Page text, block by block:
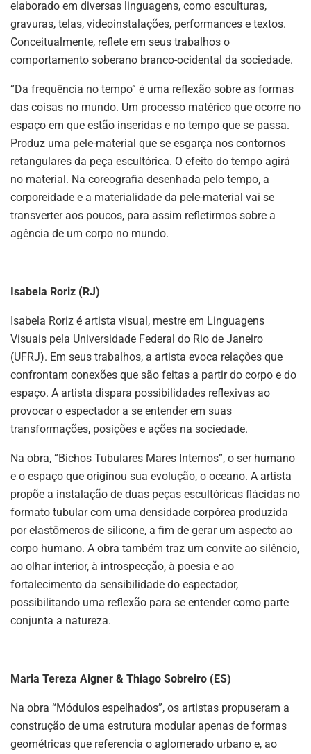
elaborado em diversas linguagens, como esculturas,
gravuras, telas, videoinstalações, performances e textos.
Conceitualmente, reflete em seus trabalhos o
comportamento soberano branco-ocidental da sociedade.
“Da frequência no tempo” é uma reflexão sobre as formas
das coisas no mundo. Um processo matérico que ocorre no
espaço em que estão inseridas e no tempo que se passa.
Produz uma pele-material que se esgarça nos contornos
retangulares da peça escultórica. O efeito do tempo agirá
no material. Na coreografia desenhada pelo tempo, a
corporeidade e a materialidade da pele-material vai se
transverter aos poucos, para assim refletirmos sobre a
agência de um corpo no mundo.
Isabela Roriz (RJ)
Isabela Roriz é artista visual, mestre em Linguagens
Visuais pela Universidade Federal do Rio de Janeiro
(UFRJ). Em seus trabalhos, a artista evoca relações que
confrontam conexões que são feitas a partir do corpo e do
espaço. A artista dispara possibilidades reflexivas ao
provocar o espectador a se entender em suas
transformações, posições e ações na sociedade.
Na obra, “Bichos Tubulares Mares Internos”, o ser humano
e o espaço que originou sua evolução, o oceano. A artista
propõe a instalação de duas peças escultóricas flácidas no
formato tubular com uma densidade corpórea produzida
por elastômeros de silicone, a fim de gerar um aspecto ao
corpo humano. A obra também traz um convite ao silêncio,
ao olhar interior, à introspecção, à poesia e ao
fortalecimento da sensibilidade do espectador,
possibilitando uma reflexão para se entender como parte
conjunta a natureza.
Maria Tereza Aigner & Thiago Sobreiro (ES)
Na obra “Módulos espelhados”, os artistas propuseram a
construção de uma estrutura modular apenas de formas
geométricas que referencia o aglomerado urbano e, ao